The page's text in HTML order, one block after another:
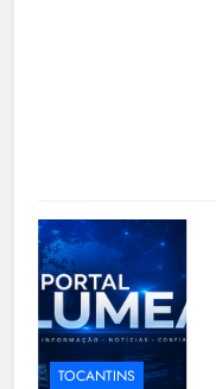
TOCANTINS